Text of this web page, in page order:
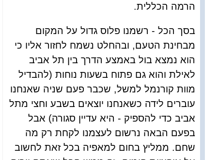
הרמה הכללית.
בסך הכל - רשמנו פלוס גדול על המקום
מבחינת הטעם, ובהחלט נשמח לחזור אליו כי
הוא נמצא בול באמצע הדרך בין תל אביב
לאילת והוא גם פתוח בשעות נוחות (להבדיל
מוות קורנמל למשל, שכבר פעם שניה שאנחנו
עוברים לידה כשאנחנו יוצאים בשבע וחצי מתל
אביב כדי להספיק - היא עדיין סגורה) אבל
בפעם הבאה נרשום לעצמנו לקחת רק מה
שחם. ממליץ בחום למאפיה בכל זאת לחשוב